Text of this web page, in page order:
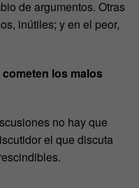
de argumentos. Otras
inútiles; y en el peor,
los malos
no hay que
el que discuta